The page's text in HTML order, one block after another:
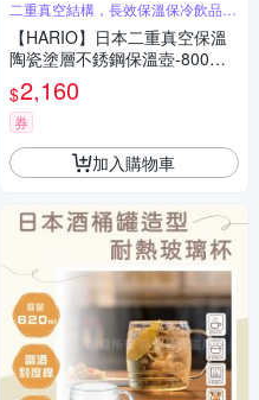
二重真空結構，長效保溫保冷飲品風
味更持久
【HARIO】日本二重真空保溫
陶瓷塗層不銹鋼保溫壺-800ml-
白色
$2,160
券
加入購物車